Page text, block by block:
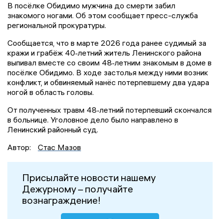
В посёлке Обидимо мужчина до смерти забил
знакомого ногами. Об этом сообщает пресс-служба
региональной прокуратуры.
Сообщается, что в марте 2026 года ранее судимый за
кражи и грабёж 40‑летний житель Ленинского района
выпивал вместе со своим 48‑летним знакомым в доме в
посёлке Обидимо. В ходе застолья между ними возник
конфликт, и обвиняемый нанёс потерпевшему два удара
ногой в область головы.
От полученных травм 48‑летний потерпевший скончался
в больнице. Уголовное дело было направлено в
Ленинский районный суд.
Автор:
Стас Мазов
Присылайте новости нашему
Дежурному – получайте
вознаграждение!